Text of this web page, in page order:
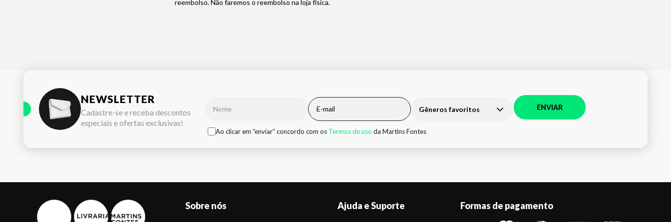
reembolso. Não faremos o reembolso na loja física.
NEWSLETTER
Cadastre-se e receba descontos
especiais e ofertas exclusivas!
Gêneros favoritos ENVIAR
Ao clicar em “enviar” concordo com os Termos de uso da Martins Fontes
Sobre nós Ajuda e Suporte Formas de pagamento